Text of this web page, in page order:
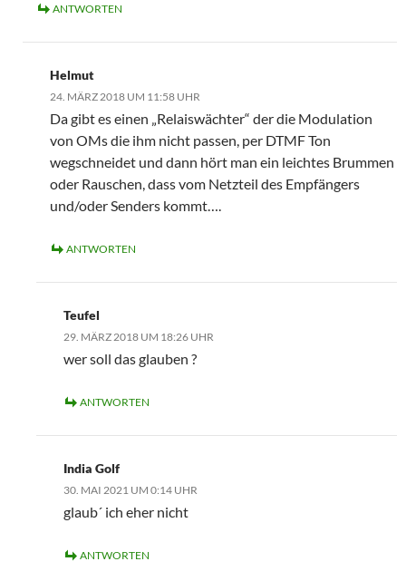
ANTWORTEN
Helmut
24. MÄRZ 2018 UM 11:58 UHR
Da gibt es einen „Relaiswächter“ der die Modulation
von OMs die ihm nicht passen, per DTMF Ton
wegschneidet und dann hört man ein leichtes Brummen
oder Rauschen, dass vom Netzteil des Empfängers
und/oder Senders kommt….
ANTWORTEN
Teufel
29. MÄRZ 2018 UM 18:26 UHR
wer soll das glauben ?
ANTWORTEN
India Golf
30. MAI 2021 UM 0:14 UHR
glaub´ ich eher nicht
ANTWORTEN